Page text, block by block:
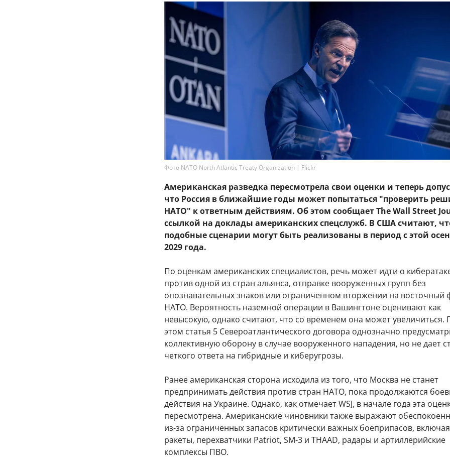
Фото NATO North Atlantic Treaty Organization | Flickr
Американская разведка пересмотрела свои оценки и теперь
что Россия в ближайшие годы может попытаться "проверить
НАТО" к ответным действиям. Об этом сообщает The Wall Street
ссылкой на доклады американских спецслужб. В США считают,
подобные сценарии могут быть реализованы в период с этой
2029 года.
По оценкам американских специалистов, речь может идти о
против одной из стран альянса, отправке вооруженных групп без
опознавательных знаков или ограниченном вторжении на восточный
НАТО. Вероятность наземной операции в Вашингтоне оценивают как
невысокую, однако считают, что со временем она может увеличиться.
этом статья 5 Североатлантического договора однозначно
коллективную оборону в случае вооруженного нападения, но не дает
четкого ответа на гибридные и киберугрозы.
Ранее американская сторона исходила из того, что Москва не станет
предпринимать действия против стран НАТО, пока продолжаются
действия на Украине. Однако, как отмечает WSJ, в начале года эта
пересмотрена. Американские чиновники также выражают
из-за ограниченных запасов критически важных боеприпасов, включая
ракеты, перехватчики Patriot, SM-3 и THAAD, радары и артиллерийские
комплексы ПВО.